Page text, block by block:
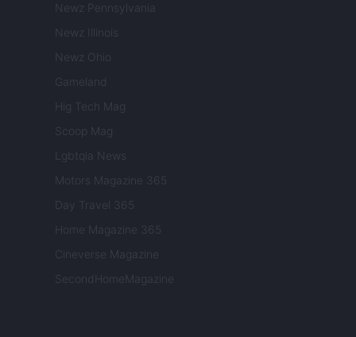
Newz Pennsylvania
Newz Illinois
Newz Ohio
Gameland
Hig Tech Mag
Scoop Mag
Lgbtqia News
Motors Magazine 365
Day Travel 365
Home Magazine 365
Cineverse Magazine
SecondHomeMagazine